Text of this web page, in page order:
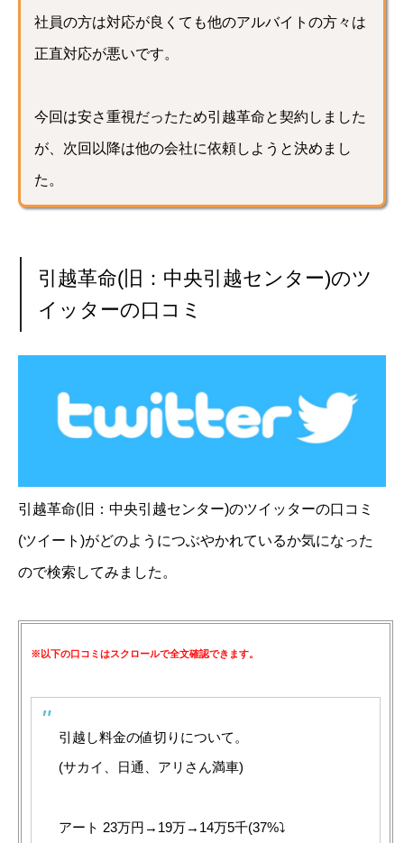
社員の方は対応が良くても他のアルバイトの方々は
正直対応が悪いです。
今回は安さ重視だったため引越革命と契約しました
が、次回以降は他の会社に依頼しようと決めまし
た。
引越革命(旧：中央引越センター)のツ
イッターの口コミ
引越革命(旧：中央引越センター)のツイッターの口コミ
(ツイート)がどのようにつぶやかれているか気になった
ので検索してみました。
※以下の口コミはスクロールで全文確認できます。
引越し料金の値切りについて。
(サカイ、日通、アリさん満車)
アート 23万円→19万→14万5千(37%⤵︎